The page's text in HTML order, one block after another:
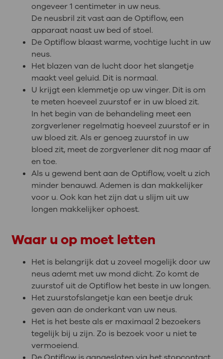
ongeveer 1 centimeter in uw neus.
De neusbril zit vast aan de Optiflow, een
apparaat naast uw bed of stoel.
De Optiflow blaast warme, vochtige lucht in uw
neus.
Het blazen van de lucht door het slangetje
maakt veel geluid. Dit is normaal.
U krijgt een klemmetje op uw vinger. Dit is om
te meten hoeveel zuurstof er in uw bloed zit.
In het begin van de behandeling meet een
zorgverlener regelmatig hoeveel zuurstof er in
uw bloed zit. Als er genoeg zuurstof in uw
bloed zit, meet de zorgverlener dit nog maar af
en toe.
Als u gewend bent aan de Optiflow, voelt u zich
minder benauwd. Ademen is dan makkelijker
voor u. Ook kan het zijn dat u slijm uit uw
longen makkelijker ophoest.
Waar u op moet letten
Het is belangrijk dat u zoveel mogelijk door uw
neus ademt met uw mond dicht. Zo komt de
zuurstof uit de Optiflow het beste in uw longen.
Het zuurstofslangetje kan een beetje druk
geven aan de onderkant van uw neus.
Het is het beste als er maximaal 2 bezoekers
tegelijk bij u zijn. Zo is bezoek voor u niet te
vermoeiend.